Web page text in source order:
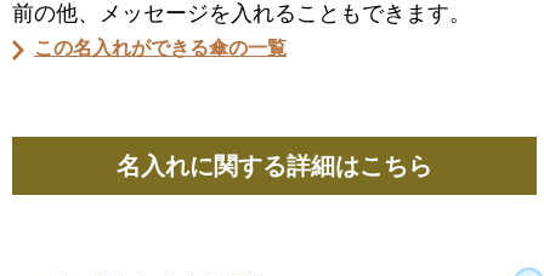
前の他、メッセージを入れることもできます。
この名入れができる傘の一覧
名入れに関する詳細はこちら